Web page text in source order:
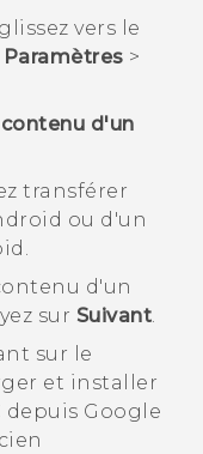
vers le
Paramètres >
d'un
transférer
ou d'un
.
d'un
sur Suivant.
sur le
et installer
depuis Google